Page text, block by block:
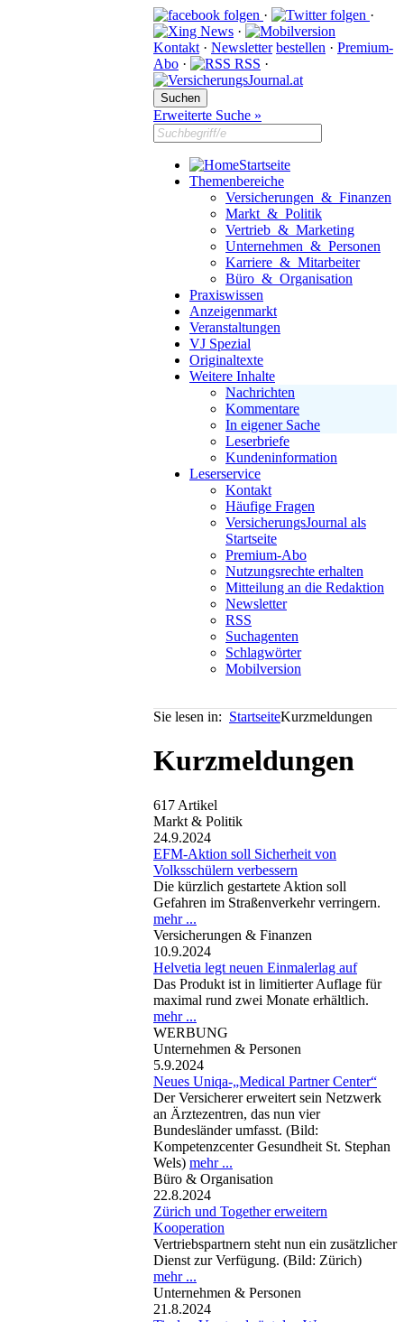
·
·
·
Kontakt · Newsletter bestellen · Premium-
Abo · RSS ·
Erweiterte Suche »
Startseite
Themenbereiche
Versicherungen & Finanzen
Markt & Politik
Vertrieb & Marketing
Unternehmen & Personen
Karriere & Mitarbeiter
Büro & Organisation
Praxiswissen
Anzeigenmarkt
Veranstaltungen
VJ Spezial
Originaltexte
Weitere Inhalte
Nachrichten
Kommentare
In eigener Sache
Leserbriefe
Kundeninformation
Leserservice
Kontakt
Häufige Fragen
VersicherungsJournal als
Startseite
Premium-Abo
Nutzungsrechte erhalten
Mitteilung an die Redaktion
Newsletter
RSS
Suchagenten
Schlagwörter
Mobilversion
Sie lesen in: StartseiteKurzmeldungen
Kurzmeldungen
617 Artikel
Markt & Politik
24.9.2024
EFM-Aktion soll Sicherheit von
Volksschülern verbessern
Die kürzlich gestartete Aktion soll
Gefahren im Straßenverkehr verringern.
mehr ...
Versicherungen & Finanzen
10.9.2024
Helvetia legt neuen Einmalerlag auf
Das Produkt ist in limitierter Auflage für
maximal rund zwei Monate erhältlich.
mehr ...
WERBUNG
Unternehmen & Personen
5.9.2024
Neues Uniqa-„Medical Partner Center“
Der Versicherer erweitert sein Netzwerk
an Ärztezentren, das nun vier
Bundesländer umfasst. (Bild:
Kompetenzcenter Gesundheit St. Stephan
Wels) mehr ...
Büro & Organisation
22.8.2024
Zürich und Together erweitern
Kooperation
Vertriebspartnern steht nun ein zusätzlicher
Dienst zur Verfügung. (Bild: Zürich)
mehr ...
Unternehmen & Personen
21.8.2024